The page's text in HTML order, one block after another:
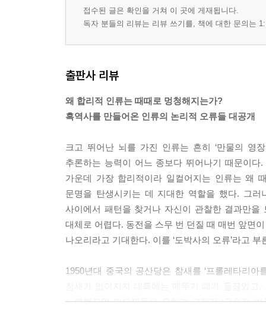
접수된 글은 확인을 거쳐 이 곳에 게재됩니다.
독자 분들의 리뷰는 리뷰 쓰기를, 책에 대한 문의는
출판사 리뷰
왜 합리적 인류는 때때로 멍청해지는가?
흑역사를 만들어온 인류의 논리적 오류들 대공개
크고 뛰어난 뇌를 가진 인류는 흔히 ‘만물의 영
추론하는 능력이 어느 종보다 뛰어나기 때문이
가운데 가장 합리적이라 일컬어지는 인류는 왜
문명을 탄생시키는 데 지대한 역할을 했다. 그
사이에서 패턴을 찾거나 자신이 관찰한 결과만
대체로 어렵다. 동전을 스무 번 던질 때 매번 앞면
나오리라고 기대한다. 이를 ‘도박사의 오류’라고
1950년대 중국의 공산당은 참새를 ‘프롤레타리
노력했지만 마오쩌둥은 오히려 그에게 ‘권위적